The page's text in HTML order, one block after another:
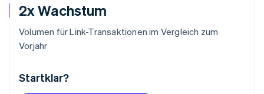
2x Wachstum
Volumen für Link-Transaktionen im Vergleich zum
Vorjahr
Startklar?
Australien